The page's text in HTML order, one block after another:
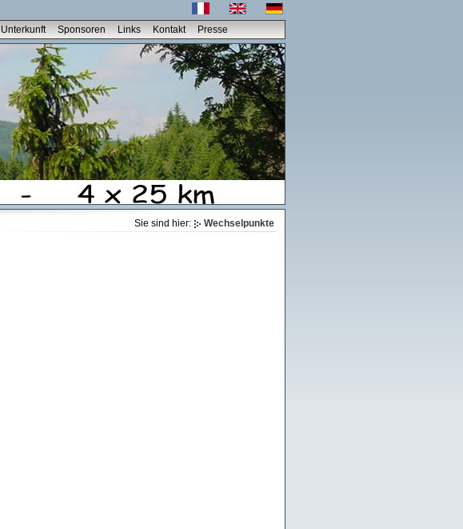
Unterkunft Sponsoren Links Kontakt Presse
Sie sind hier: Wechselpunkte